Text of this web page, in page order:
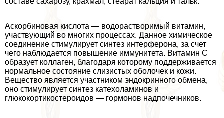
Аскорбиновая кислота — водорастворимый витамин,
участвующий во многих процессах. Данное химическое
соединение стимулирует синтез интерферона, за счет
чего наблюдается повышение иммунитета. Витамин С
образует коллаген, благодаря которому поддерживается
нормальное состояние слизистых оболочек и кожи.
Вещество является участником эндокринного обмена,
оно стимулирует синтез катехоламинов и
глюкокортикостероидов — гормонов надпочечников.